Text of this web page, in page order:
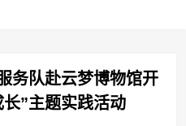
务队赴云梦博物馆开
”主题实践活动